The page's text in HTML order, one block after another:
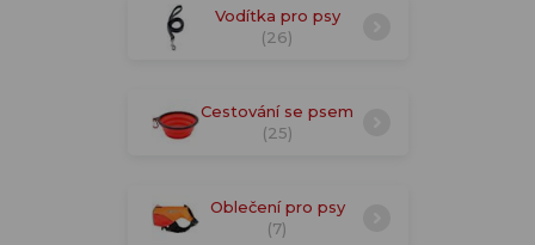
Vodítka pro psy
(26)
Cestování se psem
(25)
Oblečení pro psy
(7)